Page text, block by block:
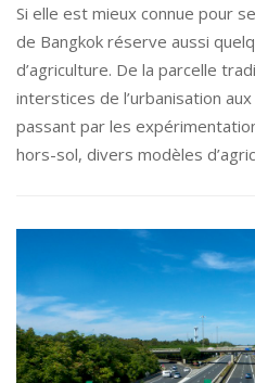
Si elle est mieux connue pour
de Bangkok réserve aussi
d’agriculture. De la parcelle
interstices de l’urbanisation
passant par les
hors-sol, divers modèles